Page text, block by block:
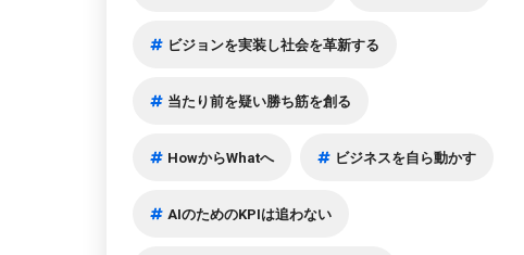
ビジョンを実装し社会を革新する
当たり前を疑い勝ち筋を創る
HowからWhatへ ビジネスを自ら動かす
AIのためのKPIは追わない